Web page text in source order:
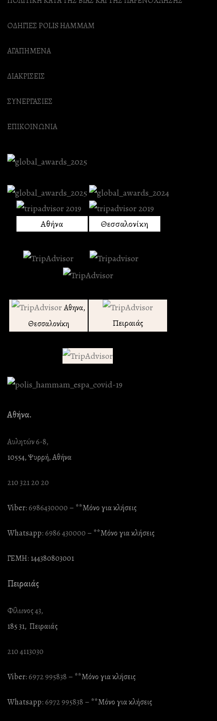
ΟΔΗΓΙΕΣ POLIS HAMMAM
ΑΓΑΠΗΜΕΝΑ
ΔΙΑΚΡΙΣΕΙΣ
ΣΥΝΕΡΓΑΣΙΕΣ
ΕΠΙΚΟΙΝΩΝΙΑ
Αθήνα Θεσσαλονίκη
Αθηνα,
Θεσσαλονίκη
Πειραιάς
Αθήνα.
Αυλητών 6-8,
10554, Ψυρρή, Αθήνα
210 321 20 20
Viber:6986430000 – **Mόνο για κλήσεις
Whatsapp:6986 430000 – **Mόνο για κλήσεις
ΓΕΜΗ: 144380803001
Πειραιάς
Φίλωνος 43,
185 31, Πειραιάς
210 4113030
Viber:6972 995838 – **Mόνο για κλήσεις
Whatsapp:6972 995838 – **Mόνο για κλήσεις